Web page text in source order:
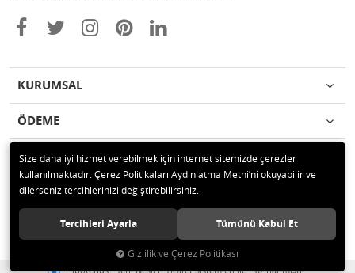
KURUMSAL
ÖDEME
İLETİŞİM
© 2020 Avize Marketim Tüm hakları saklıdır.
Hipotenüs Yeni Nesil E-Ticaret Sistemleri ile Hazırlanmıştır.
Size daha iyi hizmet verebilmek için internet sitemizde çerezler
kullanılmaktadır. Çerez Politikaları Aydınlatma Metni’ni okuyabilir ve
dilerseniz tercihlerinizi değiştirebilirsiniz.
Tercihleri Ayarla Tümünü Kabul Et
Gizlilik ve Çerez Politikası